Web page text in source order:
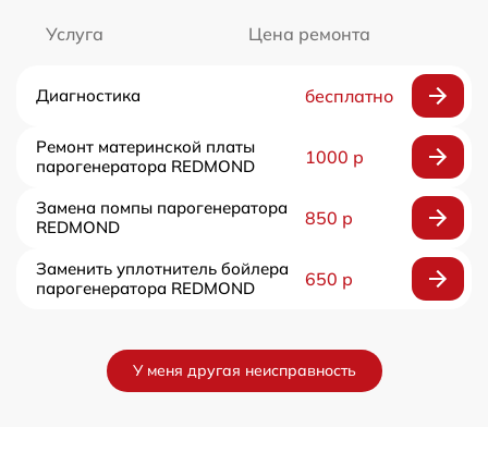
Услуга Цена ремонта
Диагностика бесплатно
Ремонт материнской платы
парогенератора REDMOND
1000 р
Замена помпы парогенератора
REDMOND
850 р
Заменить уплотнитель бойлера
парогенератора REDMOND
650 р
У меня другая неисправность